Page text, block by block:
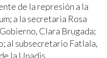
de la represión a la
a la secretaria Rosa
Clara Brugada;
al subsecretario Fatlala,
la Unadis.